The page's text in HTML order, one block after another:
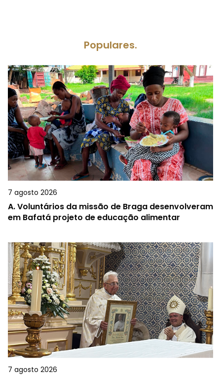
Populares.
7 agosto 2026
A.Voluntários da missão de Braga desenvolveram
em Bafatá projeto de educação alimentar
7 agosto 2026